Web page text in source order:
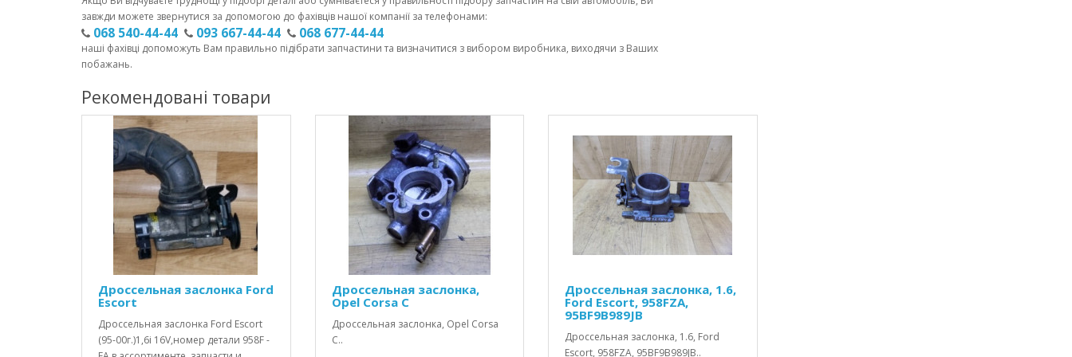
завжди можете звернутися за допомогою до фахівців нашої компанії за телефонами:
068 540-44-44 093 667-44-44 068 677-44-44
наші фахівці допоможуть Вам правильно підібрати запчастини та визначитися з вибором виробника, виходячи з Ваших
побажань.
Рекомендовані товари
Дроссельная заслонка Ford
Escort
Дроссельная заслонка Ford Escort
(95-00г.)1,6і 16V,номер детали 958F -
Дроссельная заслонка,
Opel Corsa C
Дроссельная заслонка, Opel Corsa
C..
Дроссельная заслонка, 1.6,
Ford Escort, 958FZA,
95BF9B989JB
Дроссельная заслонка, 1.6, Ford
Escort, 958FZA, 95BF9B989JB..